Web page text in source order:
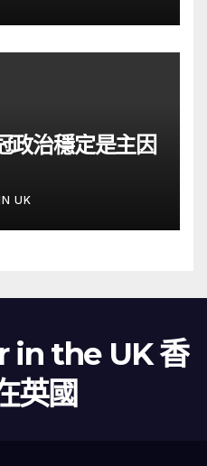
政治穩定是主因
UK
in the UK 香
英國